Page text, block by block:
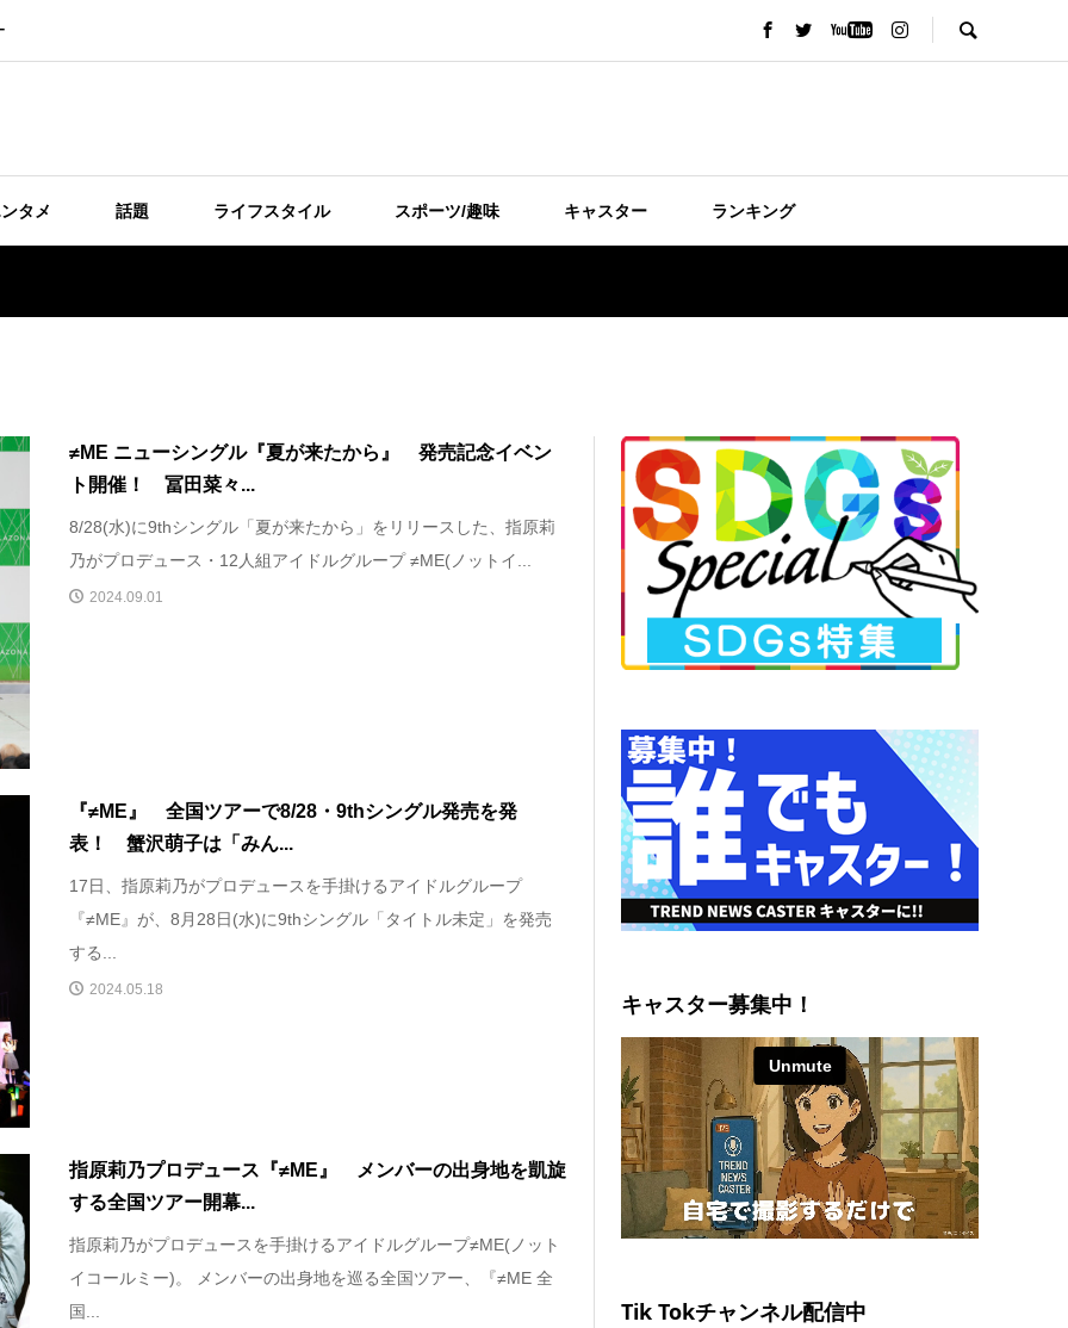
タメ 話題 ライフスタイル スポーツ/趣味 キャスター ランキング
≠ME ニューシングル『夏が来たから』 発売記念イベン
ト開催！ 冨田菜々...
8/28(水)に9thシングル「夏が来たから」をリリースした、指原莉
乃がプロデュース・12人組アイドルグループ ≠ME(ノットイ...
2024.09.01
『≠ME』 全国ツアーで8/28・9thシングル発売を発
表！ 蟹沢萌子は「みん...
17日、指原莉乃がプロデュースを手掛けるアイドルグループ
『≠ME』が、8月28日(水)に9thシングル「タイトル未定」を発売
する...
2024.05.18
指原莉乃プロデュース『≠ME』 メンバーの出身地を凱旋
する全国ツアー開幕...
指原莉乃がプロデュースを手掛けるアイドルグループ≠ME(ノット
イコールミー)。 メンバーの出身地を巡る全国ツアー、『≠ME 全
国...
キャスター募集中！
Tik Tokチャンネル配信中